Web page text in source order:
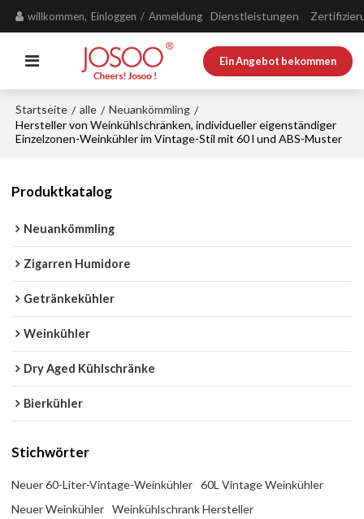
willkommen, Einloggen / Anmeldung Dienstleistungen
Ein Angebot bekommen
Startseite / alle / Neuankömmling /
Hersteller von Weinkühlschränken, individueller eigenständiger
Einzelzonen-Weinkühler im Vintage-Stil mit 60 l und ABS-Muster
Produktkatalog
Neuankömmling
Zigarren Humidore
Getränkekühler
Weinkühler
Dry Aged Kühlschränke
Bierkühler
Stichwörter
Neuer 60-Liter-Vintage-Weinkühler
60L Vintage Weinkühler
Neuer Weinkühler
Weinkühlschrank Hersteller